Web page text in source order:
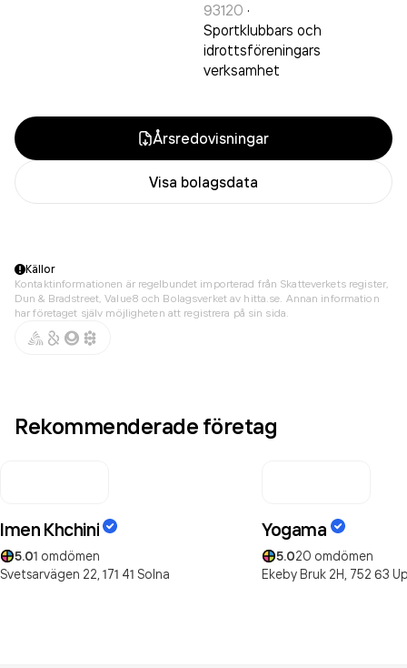
93120 ·
Sportklubbars och
idrottsföreningars
verksamhet
Årsredovisningar
Visa bolagsdata
Källor
Kontaktinformationen är regelbundet importerad från Skatteverkets register,
Dun & Bradstreet, Value8 och Bolagsverket av hitta.se. Annan information
har företaget själv möjligheten att registrera på sin sida.
Rekommenderade företag
Imen Khchini
5.01 omdömen
Svetsarvägen 22, 171 41 Solna
Yogama
5.020 omdömen
Ekeby Bruk 2H, 752 63